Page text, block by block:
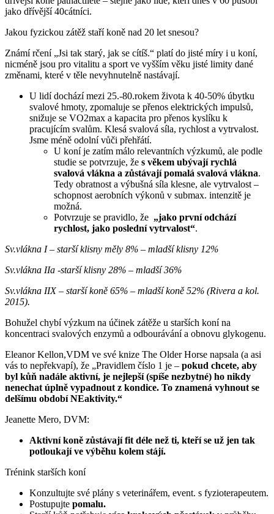
jako dřívější 40cátníci.
Jakou fyzickou zátěž staří koně nad 20 let snesou?
Známí rčení „Jsi tak starý, jak se cítíš.“ platí do jisté míry i u koní,
nicméně jsou pro vitalitu a sport ve vyšším věku jisté limity dané
změnami, které v těle nevyhnutelně nastávají.
U lidí dochází mezi 25.-80.rokem života k 40-50% úbytku
svalové hmoty, zpomaluje se přenos elektrických impulsů,
snižuje se VO2max a kapacita pro přenos kyslíku k
pracujícím svalům. Klesá svalová síla, rychlost a vytrvalost.
Jsme méně odolní vůči přehřátí.
U koní je zatím málo relevantních výzkumů, ale podle
studie se potvrzuje, že s věkem ubývají rychlá
svalová vlákna a zůstávají pomalá svalová vlákna.
Tedy obratnost a výbušná síla klesne, ale vytrvalost –
schopnost aerobních výkonů v submax. intenzitě je
možná.
Potvrzuje se pravidlo, že „jako první odchází
rychlost, jako poslední vytrvalost“.
Sv.vlákna I – starší klisny měly 8% – mladší klisny 12%
Sv.vlákna IIa -starší klisny 28% – mladší 36%
Sv.vlákna IIX – starší koně 65% – mladší koně 52% (Rivera a kol.
2015).
Bohužel chybí výzkum na účinek zátěže u starších koní na
koncentraci svalových enzymů a odbourávání a obnovu glykogenu.
Eleanor Kellon,VDM ve své knize The Older Horse napsala (a asi
vás to nepřekvapí), že „Pravidlem číslo 1 je – pokud chcete, aby
byl kůň nadále aktivní, je nejlepší (spíše nezbytné) ho nikdy
nenechat úplně vypadnout z kondice. To znamená vyhnout se
delšímu období NEaktivity.“
Jeanette Mero, DVM:
Aktivní koně zůstávají fit déle než ti, kteří se už jen tak
potloukají ve výběhu kolem stájí.
Trénink starších koní
Konzultujte své plány s veterinářem, event. s fyzioterapeutem.
Postupujte pomalu.